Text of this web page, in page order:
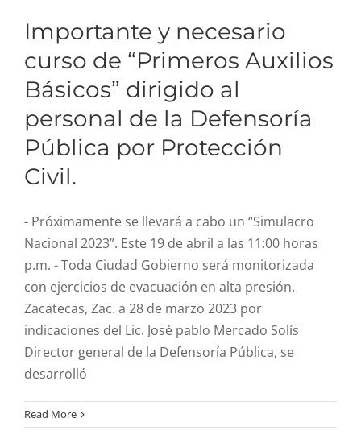
R. Cuentas
Aviso de privacidad
SIDP
Importante y necesario
curso de “Primeros Auxilios
Básicos” dirigido al
personal de la Defensoría
Pública por Protección
Civil.
- Próximamente se llevará a cabo un “Simulacro
Nacional 2023”. Este 19 de abril a las 11:00 horas
p.m. - Toda Ciudad Gobierno será monitorizada
con ejercicios de evacuación en alta presión.
Zacatecas, Zac. a 28 de marzo 2023 por
indicaciones del Lic. José pablo Mercado Solís
Director general de la Defensoría Pública, se
desarrolló
Read More
Refrenda Gobierno de
Zacatecas compromisos
erradicar la violencia